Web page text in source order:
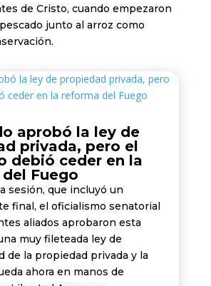
de Cristo, cuando empezaron
junto al arroz como
aprobó la ley de
privada, pero el
debió ceder en la
Fuego
sesión, que incluyó un
final, el oficialismo senatorial
aliados aprobaron esta
muy fileteada ley de
de la propiedad privada y la
ahora en manos de